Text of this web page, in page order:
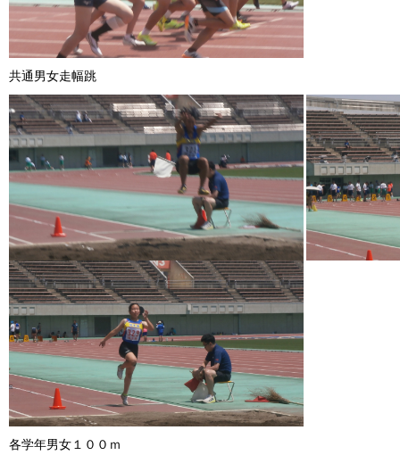
共通男女走幅跳
各学年男女１００ｍ